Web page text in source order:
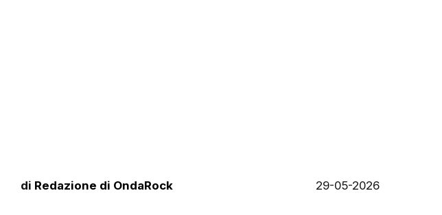
di Redazione di OndaRock 29-05-2026